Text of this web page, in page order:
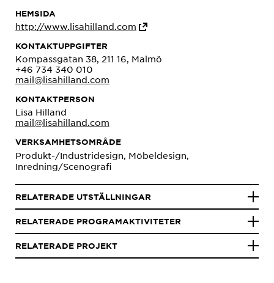
HEMSIDA
http://www.lisahilland.com
KONTAKTUPPGIFTER
Kompassgatan 38, 211 16, Malmö
+46 734 340 010
mail@lisahilland.com
KONTAKTPERSON
Lisa Hilland
mail@lisahilland.com
VERKSAMHETSOMRÅDE
Produkt-/Industridesign, Möbeldesign,
Inredning/Scenografi
RELATERADE UTSTÄLLNINGAR
RELATERADE PROGRAMAKTIVITETER
RELATERADE PROJEKT